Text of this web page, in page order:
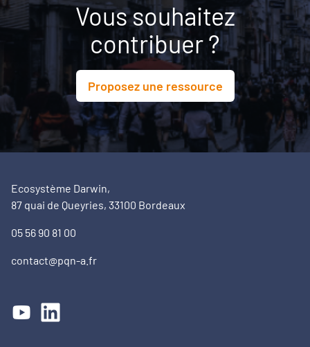
Vous souhaitez
contribuer ?
Proposez une ressource
Ecosystème Darwin,
87 quai de Queyries, 33100 Bordeaux
05 56 90 81 00
contact@pqn-a.fr